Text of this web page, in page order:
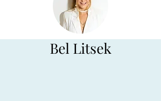
Bel Litsek